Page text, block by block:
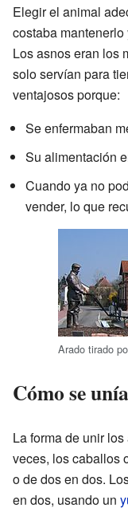
Elegir el animal
costaba
Los asnos eran los
solo servían para
ventajosos porque:
Se enfermaban
Su alimentación
Cuando ya no
vender, lo que
Arado tirado
Cómo se
La forma de unir
veces, los caballos
o de dos en dos.
en dos, usando un